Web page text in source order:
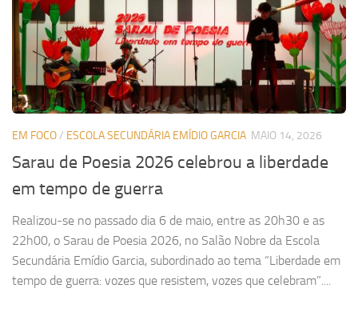
EM FOCO/ ESCOLA SECUNDÁRIA EMÍDIO GARCIA MAIO 14, 2026
Sarau de Poesia 2026 celebrou a liberdade
em tempo de guerra
Realizou‑se no passado dia 6 de maio, entre as 20h30 e as
22h00, o Sarau de Poesia 2026, no Salão Nobre da Escola
Secundária Emídio Garcia, subordinado ao tema “Liberdade em
tempo de guerra: vozes que resistem, vozes que celebram”....